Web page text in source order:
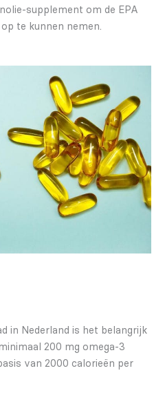
supplement om de EPA
te kunnen nemen.
in Nederland is het belangrijk
200 mg omega-3
van 2000 calorieën per